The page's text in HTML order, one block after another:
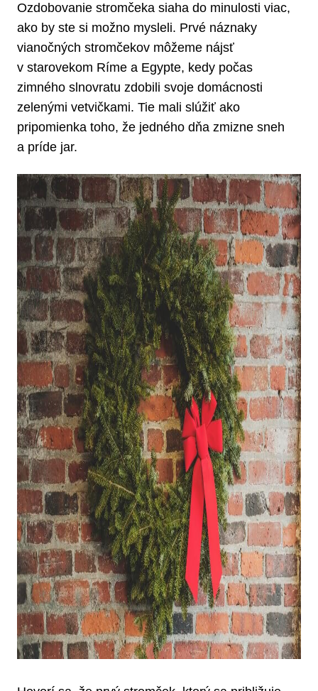
Ozdobovanie stromčeka siaha do minulosti viac,
ako by ste si možno mysleli. Prvé náznaky
vianočných stromčekov môžeme nájsť
v starovekom Ríme a Egypte, kedy počas
zimného slnovratu zdobili svoje domácnosti
zelenými vetvičkami. Tie mali slúžiť ako
pripomienka toho, že jedného dňa zmizne sneh
a príde jar.